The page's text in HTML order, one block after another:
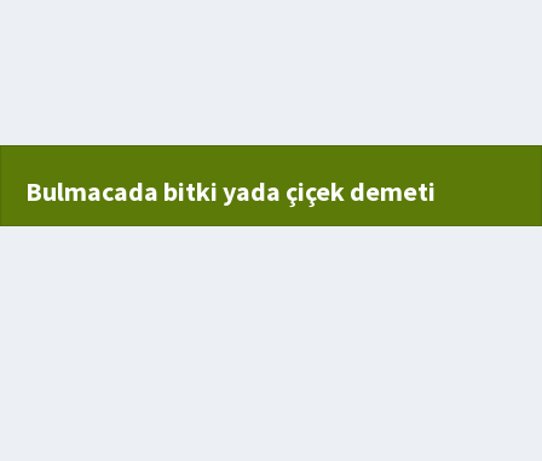
Bulmacada bitki yada çiçek demeti